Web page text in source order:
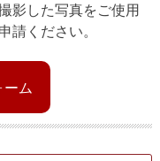
影した写真をご使用
請ください。
ム